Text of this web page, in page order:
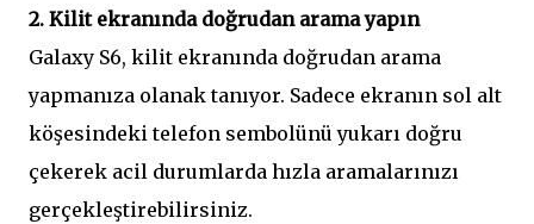
2. Kilit ekranında doğrudan arama yapın
Galaxy S6, kilit ekranında doğrudan arama
yapmanıza olanak tanıyor. Sadece ekranın sol alt
köşesindeki telefon sembolünü yukarı doğru
çekerek acil durumlarda hızla aramalarınızı
gerçekleştirebilirsiniz.